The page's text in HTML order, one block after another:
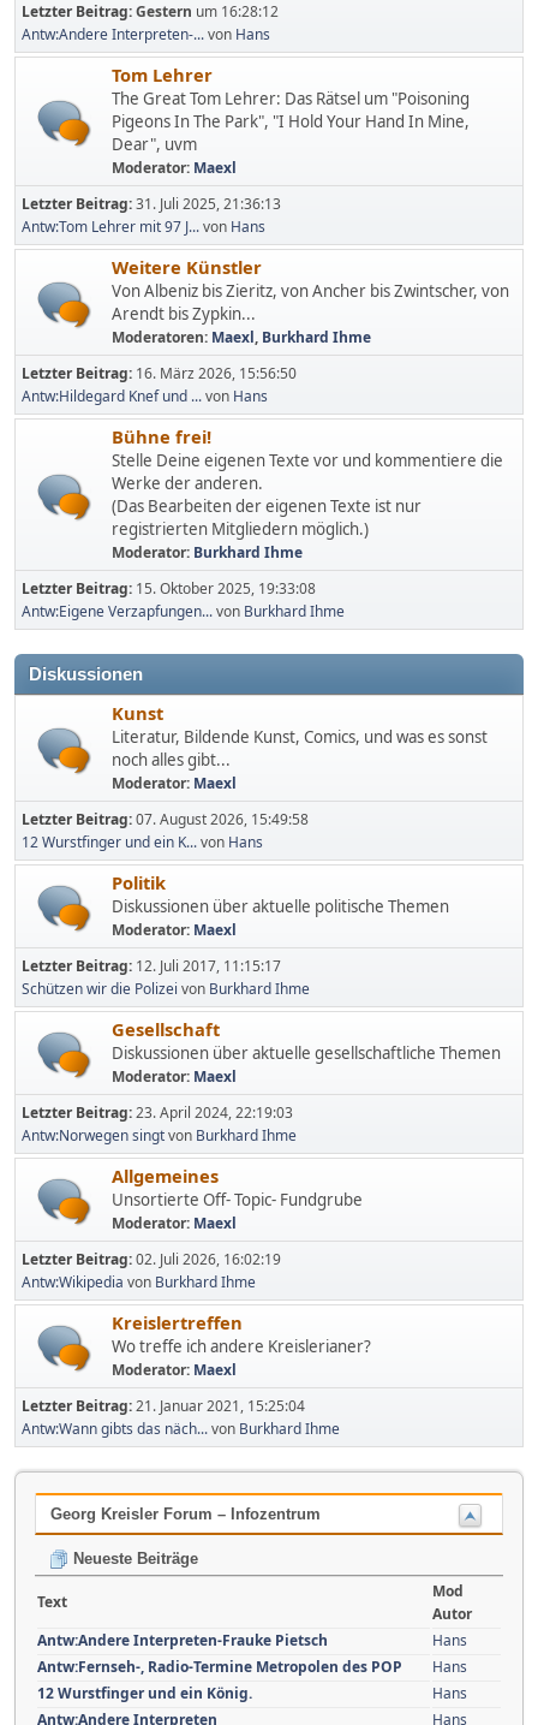
Letzter Beitrag:Gestern um 16:28:12
Antw:Andere Interpreten-...von Hans
Tom Lehrer
The Great Tom Lehrer: Das Rätsel um "Poisoning
Pigeons In The Park", "I Hold Your Hand In Mine,
Dear", uvm
Moderator: Maexl
Letzter Beitrag:31. Juli 2025, 21:36:13
Antw:Tom Lehrer mit 97 J...von Hans
Weitere Künstler
Von Albeniz bis Zieritz, von Ancher bis Zwintscher, von
Arendt bis Zypkin...
Moderatoren: Maexl, Burkhard Ihme
Letzter Beitrag: 16. März 2026, 15:56:50
Antw:Hildegard Knef und ...von Hans
Bühne frei!
Stelle Deine eigenen Texte vor und kommentiere die
Werke der anderen.
(Das Bearbeiten der eigenen Texte ist nur
registrierten Mitgliedern möglich.)
Moderator: Burkhard Ihme
Letzter Beitrag: 15. Oktober 2025, 19:33:08
Antw:Eigene Verzapfungen...von Burkhard Ihme
Diskussionen
Kunst
Literatur, Bildende Kunst, Comics, und was es sonst
noch alles gibt...
Moderator: Maexl
Letzter Beitrag:07. August 2026, 15:49:58
12 Wurstfinger und ein K...von Hans
Politik
Diskussionen über aktuelle politische Themen
Moderator: Maexl
Letzter Beitrag: 12. Juli 2017, 11:15:17
Schützen wir die Polizei von Burkhard Ihme
Gesellschaft
Diskussionen über aktuelle gesellschaftliche Themen
Moderator: Maexl
Letzter Beitrag:23. April 2024, 22:19:03
Antw:Norwegen singtvon Burkhard Ihme
Allgemeines
Unsortierte Off- Topic- Fundgrube
Moderator: Maexl
Letzter Beitrag:02. Juli 2026, 16:02:19
Antw:Wikipedia von Burkhard Ihme
Kreislertreffen
Wo treffe ich andere Kreislerianer?
Moderator: Maexl
Letzter Beitrag:21. Januar 2021, 15:25:04
Antw:Wann gibts das näch...von Burkhard Ihme
Georg Kreisler Forum – Infozentrum
Neueste Beiträge
Text
Mod
Autor
Antw:Andere Interpreten-Frauke Pietsch
Hans
Antw:Fernseh-, Radio-Termine Metropolen des POP
Hans
12 Wurstfinger und ein König.
Hans
Antw:Andere Interpreten
Hans